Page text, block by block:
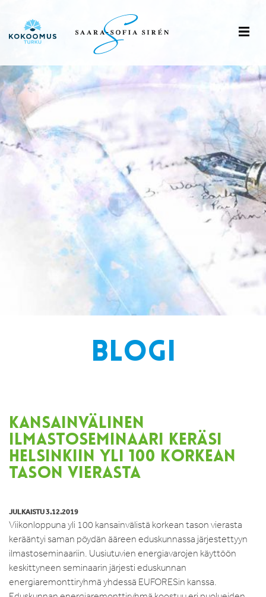
BLOGI
KANSAINVÄLINEN
ILMASTOSEMINAARI KERÄSI
HELSINKIIN YLI 100 KORKEAN
TASON VIERASTA
JULKAISTU 3.12.2019
Viikonloppuna yli 100 kansainvälistä korkean tason vierasta
kerääntyi saman pöydän ääreen eduskunnassa järjestettyyn
ilmastoseminaariin. Uusiutuvien energiavarojen käyttöön
keskittyneen seminaarin järjesti eduskunnan
energiaremonttiryhmä yhdessä EUFORESin kanssa.